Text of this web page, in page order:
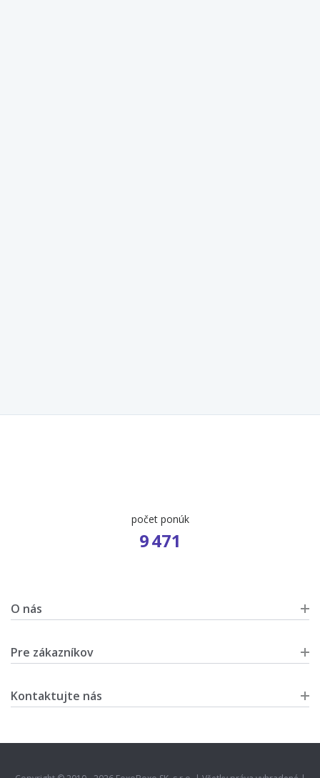
počet ponúk
9 471
O nás
Pre zákazníkov
Kontaktujte nás